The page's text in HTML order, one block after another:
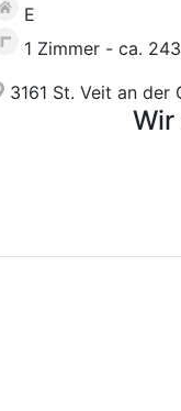
E
1 Zimmer - ca.
3161 St. Veit an der